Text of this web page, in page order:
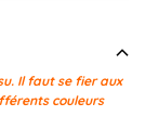
Il faut se fier aux
couleurs